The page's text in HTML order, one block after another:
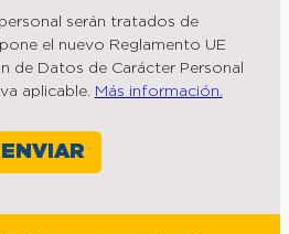
serán tratados de
el nuevo Reglamento UE
de Datos de Carácter Personal
aplicable. Más información.